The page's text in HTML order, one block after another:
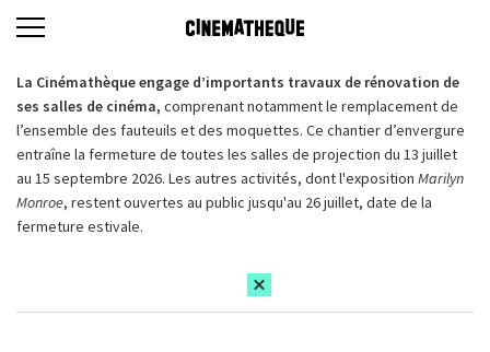
La Cinémathèque engage d’importants travaux de rénovation de
ses salles de cinéma, comprenant notamment le remplacement de
l’ensemble des fauteuils et des moquettes. Ce chantier d’envergure
entraîne la fermeture de toutes les salles de projection du 13 juillet
au 15 septembre 2026. Les autres activités, dont l'exposition Marilyn
Monroe, restent ouvertes au public jusqu'au 26 juillet, date de la
fermeture estivale.